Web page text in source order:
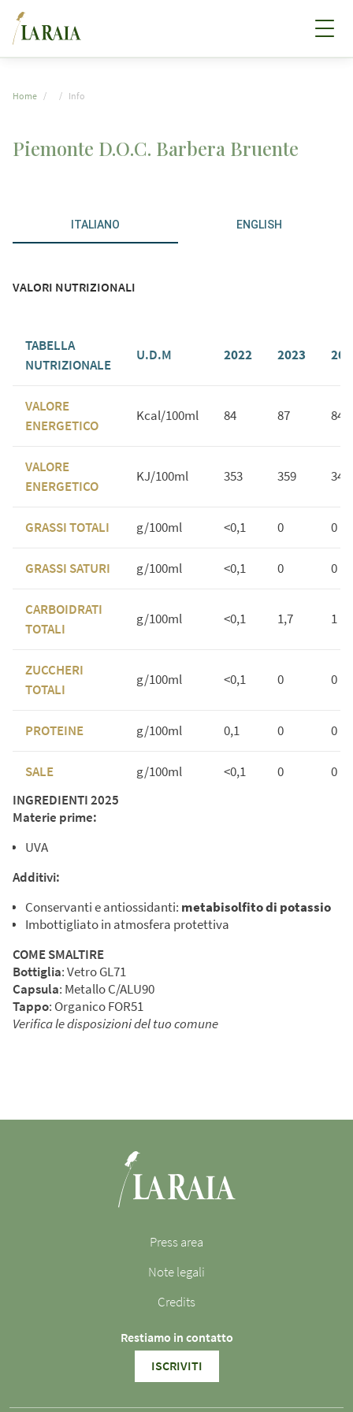
Home Info
Piemonte D.O.C. Barbera Bruente
ITALIANO ENGLISH
VALORI NUTRIZIONALI
TABELLA
NUTRIZIONALE
U.D.M 2022 2023
VALORE
ENERGETICO
Kcal/100ml 84 87 84
VALORE
ENERGETICO
KJ/100ml 353 359 347
GRASSI TOTALI g/100ml <0,1 0 0
GRASSI SATURI g/100ml <0,1 0 0
CARBOIDRATI
TOTALI
g/100ml <0,1 1,7 1
ZUCCHERI
TOTALI
g/100ml <0,1 0 0
PROTEINE g/100ml 0,1 0 0
SALE g/100ml <0,1 0
0
INGREDIENTI 2025
Materie prime:
UVA
Additivi:
Conservanti e antiossidanti: metabisolfito di potassio
Imbottigliato in atmosfera protettiva
COME SMALTIRE
Bottiglia: Vetro GL71
Capsula: Metallo C/ALU90
Tappo: Organico FOR51
Verifica le disposizioni del tuo comune
Press area
Note legali
Credits
Restiamo in contatto
ISCRIVITI